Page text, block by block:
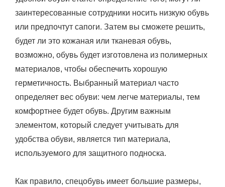
заинтересованные сотрудники носить низкую обувь
или предпочтут сапоги. Затем вы сможете решить,
будет ли это кожаная или тканевая обувь,
возможно, обувь будет изготовлена из полимерных
материалов, чтобы обеспечить хорошую
герметичность. Выбранный материал часто
определяет вес обуви: чем легче материалы, тем
комфортнее будет обувь. Другим важным
элементом, который следует учитывать для
удобства обуви, является тип материала,
используемого для защитного подноска.
Как правило, спецобувь имеет большие размеры,